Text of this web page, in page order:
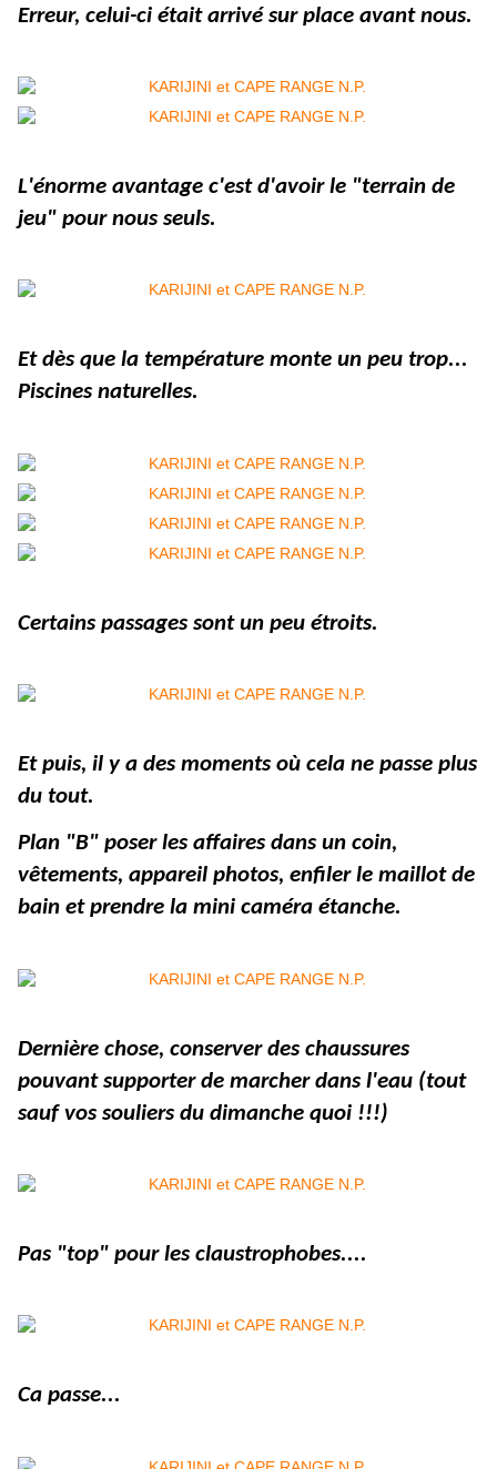
Erreur, celui-ci était arrivé sur place avant nous.
L'énorme avantage c'est d'avoir le "terrain de
jeu" pour nous seuls.
Et dès que la température monte un peu trop...
Piscines naturelles.
Certains passages sont un peu étroits.
Et puis, il y a des moments où cela ne passe plus
du tout.
Plan "B" poser les affaires dans un coin,
vêtements, appareil photos, enfiler le maillot de
bain et prendre la mini caméra étanche.
Dernière chose, conserver des chaussures
pouvant supporter de marcher dans l'eau (tout
sauf vos souliers du dimanche quoi !!!)
Pas "top" pour les claustrophobes....
Ca passe...